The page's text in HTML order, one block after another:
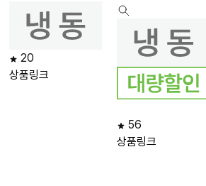
20
상품링크
56
상품링크